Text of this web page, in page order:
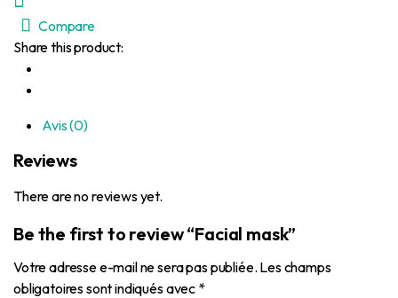
Compare
Share this product:
Avis (0)
Reviews
There are no reviews yet.
Be the first to review “Facial mask”
Votre adresse e-mail ne sera pas publiée. Les champs
obligatoires sont indiqués avec *